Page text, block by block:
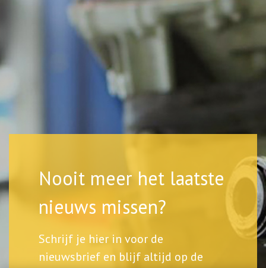
Nooit meer het laatste
nieuws missen?
Schrijf je hier in voor de
nieuwsbrief en blijf altijd op de